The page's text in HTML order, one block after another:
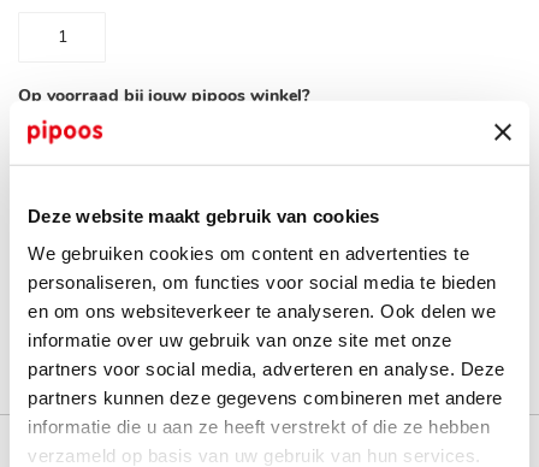
Deze website maakt gebruik van cookies
We gebruiken cookies om content en advertenties te
personaliseren, om functies voor social media te bieden
en om ons websiteverkeer te analyseren. Ook delen we
informatie over uw gebruik van onze site met onze
partners voor social media, adverteren en analyse. Deze
partners kunnen deze gegevens combineren met andere
informatie die u aan ze heeft verstrekt of die ze hebben
verzameld op basis van uw gebruik van hun services.
Op voorraad bij jouw pipoos winkel?
op werkdagen voor 16:30 uur besteld, dezelfde dag verzonden
gratis bezorging vanaf €40,-
achteraf betalen met Billink
100 dagen gratis retour in NL en BE
productomschrijving